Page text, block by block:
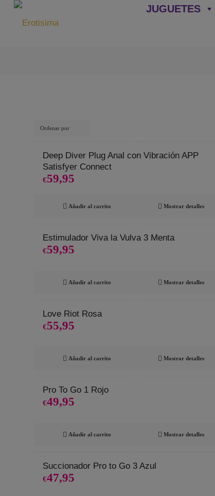
JUGUETES
Ordenar por
Deep Diver Plug Anal con Vibración APP
Satisfyer Connect
€59,95
Añadir al carrito Mostrar detalles
Estimulador Viva la Vulva 3 Menta
€59,95
Añadir al carrito Mostrar detalles
Love Riot Rosa
€55,95
Añadir al carrito Mostrar detalles
Pro To Go 1 Rojo
€49,95
Añadir al carrito Mostrar detalles
Succionador Pro to Go 3 Azul
€47,95